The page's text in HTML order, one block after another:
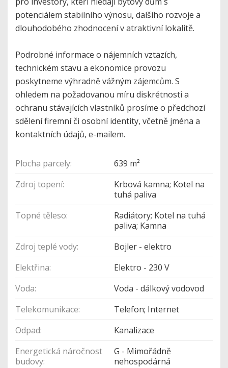
potenciálem stabilního výnosu, dalšího rozvoje a
dlouhodobého zhodnocení v atraktivní lokalitě.
Podrobné informace o nájemních vztazích,
technickém stavu a ekonomice provozu
poskytneme výhradně vážným zájemcům. S
ohledem na požadovanou míru diskrétnosti a
ochranu stávajících vlastníků prosíme o předchozí
sdělení firemní či osobní identity, včetně jména a
kontaktních údajů, e-mailem.
Plocha parcely:
639 m²
Zdroj topení:
Krbová kamna; Kotel na
tuhá paliva
Topné těleso:
Radiátory; Kotel na tuhá
paliva; Kamna
Zdroj teplé vody:
Bojler - elektro
Elektřina:
Elektro - 230 V
Voda:
Voda - dálkový vodovod
Telekomunikace:
Telefon; Internet
Odpad:
Kanalizace
Energetická náročnost
budovy:
G - Mimořádně
nehospodárná